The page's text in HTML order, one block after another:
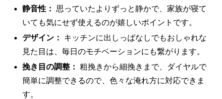
静音性：
思っていたよりずっと静かで、家族が寝て
いても気にせず使えるのが嬉しいポイントです。
デザイン：
キッチンに出しっぱなしでもおしゃれな
見た目は、毎日のモチベーションにも繋がります。
挽き目の調整： 粗挽きから細挽きまで、ダイヤルで
簡単に調整できるので、色々な淹れ方に対応できま
す。